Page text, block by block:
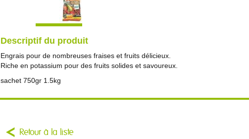
Descriptif du produit
Engrais pour de nombreuses fraises et fruits délicieux.
Riche en potassium pour des fruits solides et savoureux.
sachet 750gr 1.5kg
Retour à la liste